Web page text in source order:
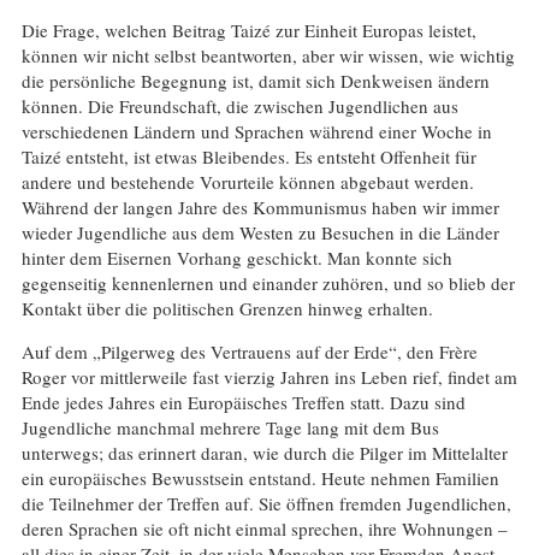
Die Frage, welchen Beitrag Taizé zur Einheit Europas leistet,
können wir nicht selbst beantworten, aber wir wissen, wie wichtig
die persönliche Begegnung ist, damit sich Denkweisen ändern
können. Die Freundschaft, die zwischen Jugendlichen aus
verschiedenen Ländern und Sprachen während einer Woche in
Taizé entsteht, ist etwas Bleibendes. Es entsteht Offenheit für
andere und bestehende Vorurteile können abgebaut werden.
Während der langen Jahre des Kommunismus haben wir immer
wieder Jugendliche aus dem Westen zu Besuchen in die Länder
hinter dem Eisernen Vorhang geschickt. Man konnte sich
gegenseitig kennenlernen und einander zuhören, und so blieb der
Kontakt über die politischen Grenzen hinweg erhalten.
Auf dem „Pilgerweg des Vertrauens auf der Erde“, den Frère
Roger vor mittlerweile fast vierzig Jahren ins Leben rief, findet am
Ende jedes Jahres ein Europäisches Treffen statt. Dazu sind
Jugendliche manchmal mehrere Tage lang mit dem Bus
unterwegs; das erinnert daran, wie durch die Pilger im Mittelalter
ein europäisches Bewusstsein entstand. Heute nehmen Familien
die Teilnehmer der Treffen auf. Sie öffnen fremden Jugendlichen,
deren Sprachen sie oft nicht einmal sprechen, ihre Wohnungen –